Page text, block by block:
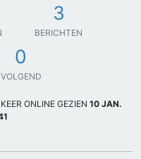
3
BERICHTEN
0
VOLGEND
ONLINE GEZIEN 10 JAN.